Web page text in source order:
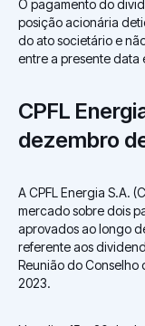
O pagamento do
posição acionária
do ato societário e
entre a presente data
CPFL
dezembro
A CPFL Energia S.A.
mercado sobre dois
aprovados ao longo
referente aos
Reunião do Conselho
2023.